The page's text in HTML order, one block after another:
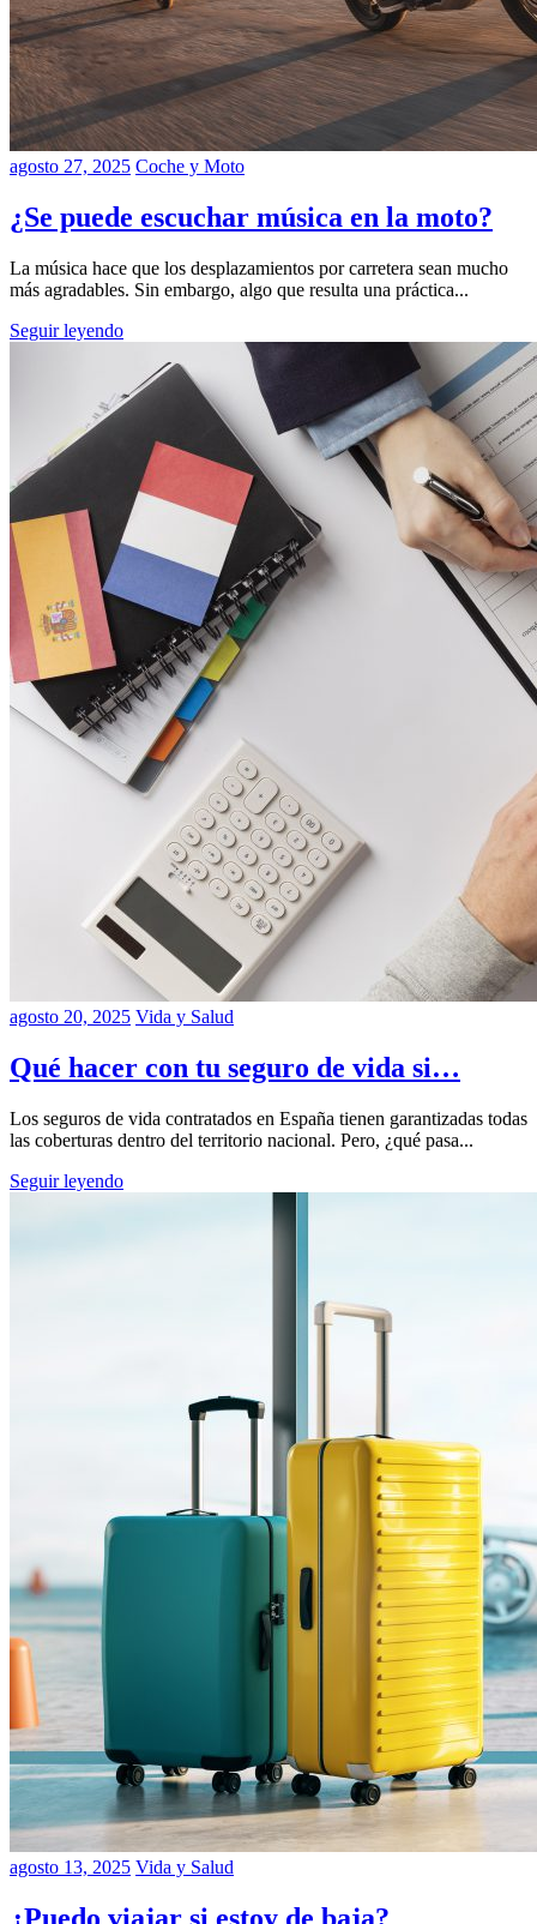
agosto 27, 2025 Coche y Moto
¿Se puede escuchar música en la moto?
La música hace que los desplazamientos por carretera sean mucho
más agradables. Sin embargo, algo que resulta una práctica...
Seguir leyendo
agosto 20, 2025 Vida y Salud
Qué hacer con tu seguro de vida si…
Los seguros de vida contratados en España tienen garantizadas todas
las coberturas dentro del territorio nacional. Pero, ¿qué pasa...
Seguir leyendo
agosto 13, 2025 Vida y Salud